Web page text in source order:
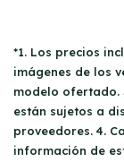
*1. Los precios
imágenes de los
modelo ofertado.
están sujetos a
proveedores. 4.
información de